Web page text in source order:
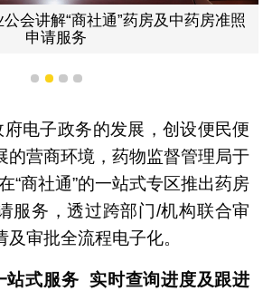
会讲解“商社通”药房及中药房准照
申请服务
1 2 3 4
府电子政务的发展，创设便民便
的营商环境，药物监督管理局于
“商社通”的一站式专区推出药房
服务，透过跨部门/机构联合审
审批全流程电子化。
站式服务
实时查询进度及跟进